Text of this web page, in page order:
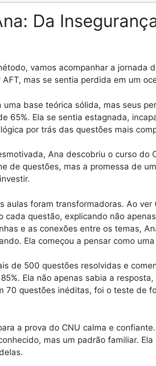
Da
vamos acompanhar a jornada
mas se sentia perdida em um
uma base teórica sólida, mas seus
65%. Ela se sentia estagnada,
por trás das questões mais
Ana descobriu o curso do
de questões, mas a promessa de
aulas foram transformadoras. Ao ver
cada questão, explicando não
e as conexões entre os temas,
Ela começou a pensar como
de 500 questões resolvidas e
Ela não apenas sabia a
70 questões inéditas, foi o teste de
a prova do CNU calma e
mas um padrão familiar.